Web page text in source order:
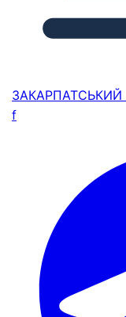
ЗАКАРПАТСЬКИЙ
f